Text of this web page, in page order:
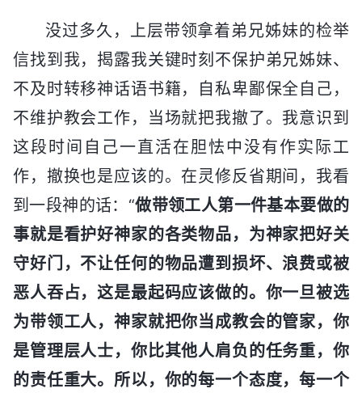
没过多久，上层带领拿着弟兄姊妹的检举
信找到我，揭露我关键时刻不保护弟兄姊妹、
不及时转移神话语书籍，自私卑鄙保全自己，
不维护教会工作，当场就把我撤了。我意识到
这段时间自己一直活在胆怯中没有作实际工
作，撤换也是应该的。在灵修反省期间，我看
到一段神的话：“做带领工人第一件基本要做的
事就是看护好神家的各类物品，为神家把好关
守好门，不让任何的物品遭到损坏、浪费或被
恶人吞占，这是最起码应该做的。你一旦被选
为带领工人，神家就把你当成教会的管家，你
是管理层人士，你比其他人肩负的任务重，你
的责任重大。所以，你的每一个态度，每一个